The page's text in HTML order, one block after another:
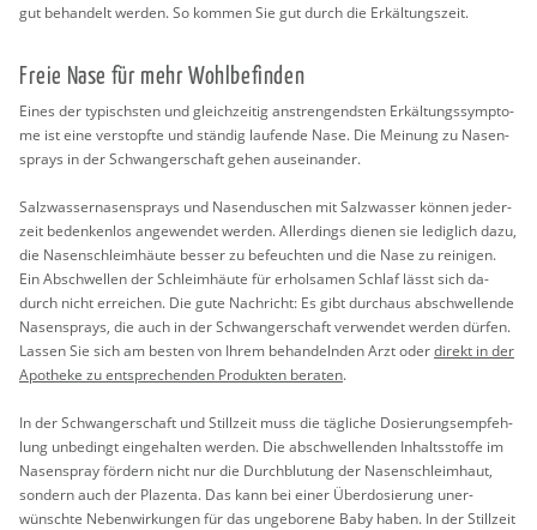
gut be­han­delt wer­den. So kom­men Sie gut durch die Er­käl­tungs­zeit.
Freie Nase für mehr Wohl­be­fin­den
Eines der ty­pischs­ten und gleich­zei­tig an­stren­gends­ten Er­käl­tungs­sym­pto­
me ist eine ver­stopf­te und stän­dig lau­fen­de Nase. Die Mei­nung zu Na­sen­
sprays in der Schwan­ger­schaft gehen aus­ein­an­der.
Salz­was­ser­na­sen­sprays und Na­sen­du­schen mit Salz­was­ser kön­nen je­der­
zeit be­den­ken­los an­ge­wen­det wer­den. Al­ler­dings die­nen sie le­dig­lich dazu,
die Na­sen­schleim­häu­te bes­ser zu be­feuch­ten und die Nase zu rei­ni­gen.
Ein Ab­schwel­len der Schleim­häu­te für er­hol­sa­men Schlaf lässt sich da­
durch nicht er­rei­chen. Die gute Nach­richt: Es gibt durch­aus ab­schwel­len­de
Na­sen­sprays, die auch in der Schwan­ger­schaft ver­wen­det wer­den dür­fen.
Las­sen Sie sich am bes­ten von Ihrem be­han­deln­den Arzt oderdi­rekt in der
Apo­the­ke zu ent­spre­chen­den Pro­duk­ten be­ra­ten.
In der Schwan­ger­schaft und Still­zeit muss die täg­li­che Do­sie­rungs­emp­feh­
lung un­be­dingt ein­ge­hal­ten wer­den. Die ab­schwel­len­den In­halts­stof­fe im
Na­sen­spray för­dern nicht nur die Durch­blu­tung der Na­sen­schleim­haut,
son­dern auch der Pla­zen­ta. Das kann bei einer Über­do­sie­rung un­er­
wünsch­te Ne­ben­wir­kun­gen für das un­ge­bo­re­ne Baby haben. In der Still­zeit